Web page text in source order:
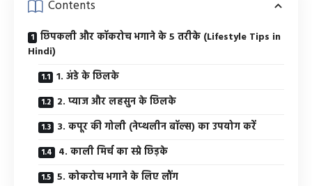
Contents
छिपकली और कॉकरोच भगाने के 5 तरीके (Lifestyle Tips in
Hindi)
1. अंडे के छिलके
2. प्याज और लहसुन के छिलके
3. कपूर की गोली (नेप्थलीन बॉल्स) का उपयोग करें
4. काली मिर्च का स्प्रे छिड़के
5. कोकरोच भगाने के लिए लौंग